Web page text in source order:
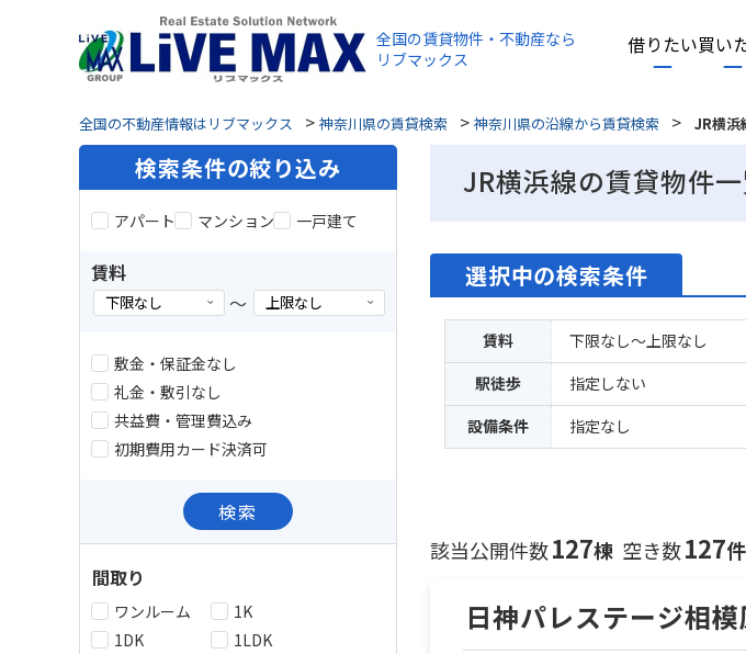
全国の賃貸物件・不動産なら
リブマックス
借りたい買い
全国の不動産情報はリブマックス > 神奈川県の賃貸検索 > 神奈川県の沿線から賃貸検索 > JR横浜
JR横浜線の賃貸物件
選択中の検索条件
賃料 下限なし～上限なし
駅徒歩
指定しない
設備条件
指定なし
該当公開件数127棟 空き数127件
日神パレステージ相
検索条件の絞り込み
アパート マンション 一戸建て
賃料
～
敷金・保証金なし
礼金・敷引なし
共益費・管理費込み
初期費用カード決済可
検索
間取り
ワンルーム
1K
1DK
1LDK